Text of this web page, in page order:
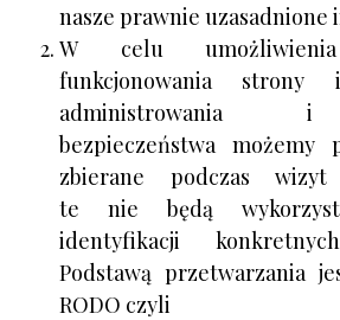
nasze prawnie uzasadnione
W celu umożliwienia
funkcjonowania strony
administrowania i
bezpieczeństwa możemy
zbierane podczas
te nie będą
identyfikacji
Podstawą przetwarzania
RODO czyli